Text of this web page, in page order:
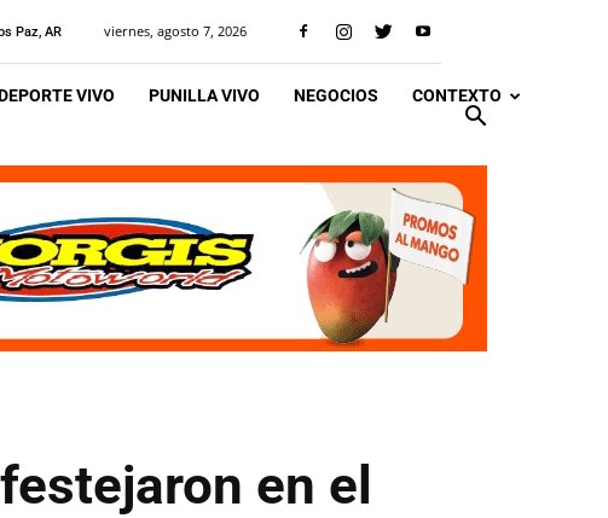
Paz, AR viernes, agosto 7, 2026
VIVO PUNILLA VIVO NEGOCIOS CONTEXTO
en el